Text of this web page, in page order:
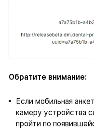
Обратите внимание:
Если мобильная
камеру устройства
пройти по